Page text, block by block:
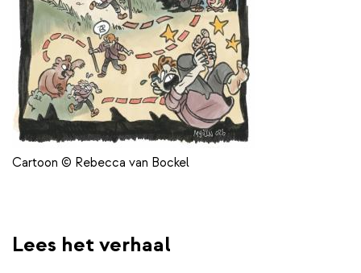
Cartoon © Rebecca van Bockel
Lees het verhaal